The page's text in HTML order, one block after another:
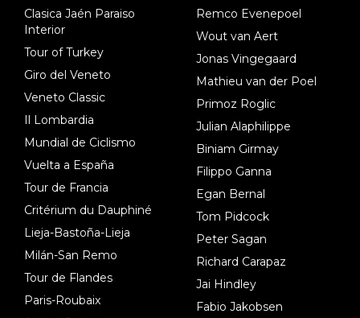
Clasica Jaén Paraiso
Interior
Tour of Turkey
Giro del Veneto
Veneto Classic
Il Lombardia
Mundial de Ciclismo
Vuelta a España
Tour de Francia
Critérium du Dauphiné
Lieja-Bastoña-Lieja
Milán-San Remo
Tour de Flandes
Paris-Roubaix
Remco Evenepoel
Wout van Aert
Jonas Vingegaard
Mathieu van der Poel
Primoz Roglic
Julian Alaphilippe
Biniam Girmay
Filippo Ganna
Egan Bernal
Tom Pidcock
Peter Sagan
Richard Carapaz
Jai Hindley
Fabio Jakobsen